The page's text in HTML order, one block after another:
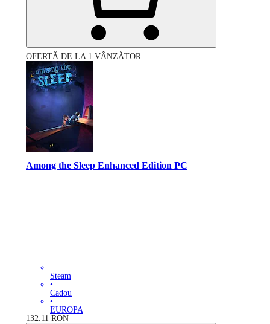
OFERTĂ DE LA 1 VÂNZĂTOR
Among the Sleep Enhanced Edition PC
Steam
•
Cadou
•
EUROPA
132.11 RON